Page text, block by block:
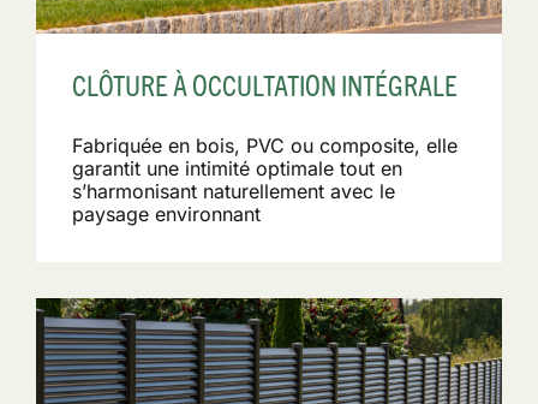
CLÔTURE À OCCULTATION INTÉGRALE
Fabriquée en bois, PVC ou composite, elle
garantit une intimité optimale tout en
s’harmonisant naturellement avec le
paysage environnant